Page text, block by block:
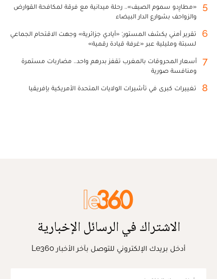
5
«مطارِدو سموم الصيف».. رحلة ميدانية مع فرقة لمكافحة القوارض
والزواحف بشوارع الدار البيضاء
6
تقرير أمني يكشف المستور: «أيادي جزائرية» وجهت الاقتحام الجماعي
لسبتة ومليلية عبر «غرفة قيادة رقمية»
7
أسعار المحروقات بالمغرب تقفز بدرهم واحد.. مضاربات مستمرة
ومنافسة صورية
8 تغييرات كبرى في تأشيرات الولايات المتحدة الأمريكية بإفريقيا
الاشتراك في الرسائل الإخبارية
أدخل بريدك الإلكتروني للتوصل بآخر الأخبار Le360